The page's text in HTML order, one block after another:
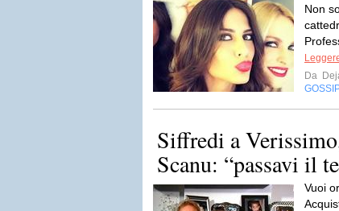
Non
Da
Siffredi a
Scanu: “passavi il
Vuoi